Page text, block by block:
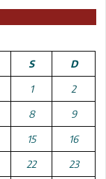
S D
1 2
8 9
15 16
22 23